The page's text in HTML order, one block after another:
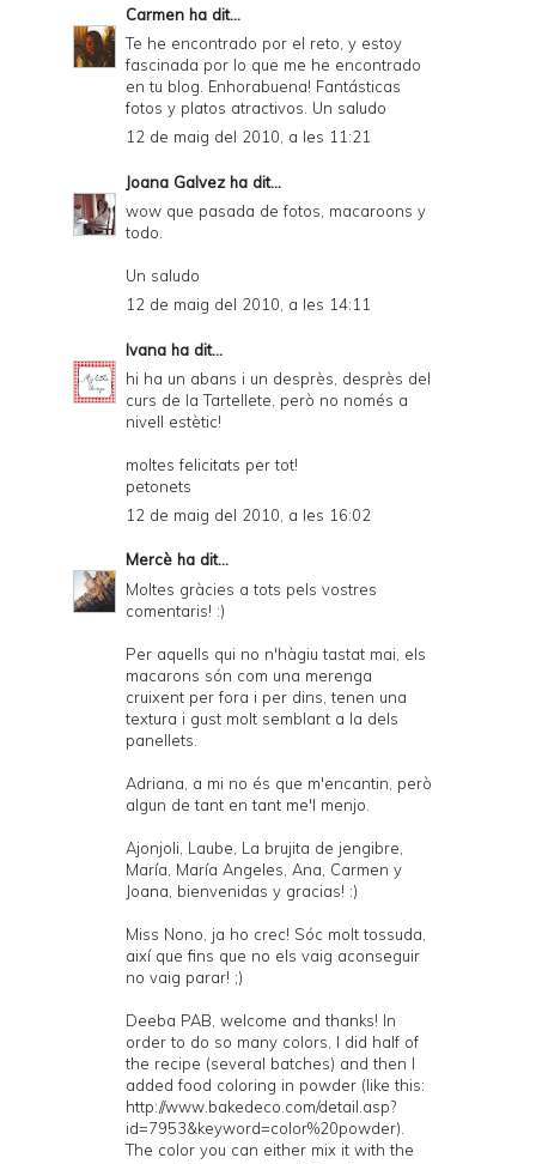
Carmen ha dit...
Te he encontrado por el reto, y estoy
fascinada por lo que me he encontrado
en tu blog. Enhorabuena! Fantásticas
fotos y platos atractivos. Un saludo
12 de maig del 2010, a les 11:21
Joana Galvez ha dit...
wow que pasada de fotos, macaroons y
todo.
Un saludo
12 de maig del 2010, a les 14:11
Ivana ha dit...
hi ha un abans i un desprès, desprès del
curs de la Tartellete, però no només a
nivell estètic!
moltes felicitats per tot!
petonets
12 de maig del 2010, a les 16:02
Mercè ha dit...
Moltes gràcies a tots pels vostres
comentaris! :)
Per aquells qui no n'hàgiu tastat mai, els
macarons són com una merenga
cruixent per fora i per dins, tenen una
textura i gust molt semblant a la dels
panellets.
Adriana, a mi no és que m'encantin, però
algun de tant en tant me'l menjo.
Ajonjoli, Laube, La brujita de jengibre,
María, María Angeles, Ana, Carmen y
Joana, bienvenidas y gracias! :)
Miss Nono, ja ho crec! Sóc molt tossuda,
així que fins que no els vaig aconseguir
no vaig parar! ;)
Deeba PAB, welcome and thanks! In
order to do so many colors, I did half of
the recipe (several batches) and then I
added food coloring in powder (like this:
http://www.bakedeco.com/detail.asp?
id=7953&keyword=color%20powder).
The color you can either mix it with the